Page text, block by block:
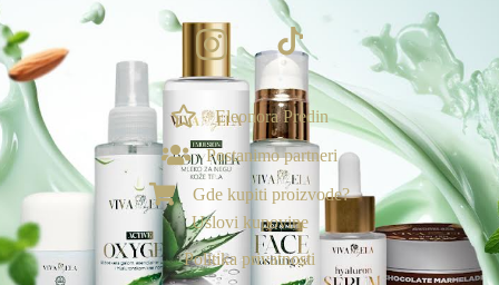
Eleonora Predin
Postanimo partneri
Gde kupiti proizvode?
Uslovi kupovine
Politika privatnosti
NAGRADE & POGODNOSTI
Ekskluzivno za vas
Loyalty & Preporuka
Spojite porudžbine i uzmite poklone🎁
›